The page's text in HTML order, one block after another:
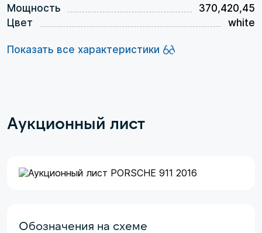
Мощность
370,420,45
Цвет
white
Показать все характеристики
Аукционный лист
Обозначения на схеме